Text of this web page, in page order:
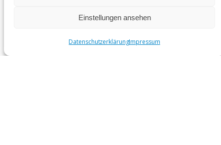
Einstellungen ansehen
DatenschutzerklärungImpressum
Sie wissen genau, wie Ihre Praxis
revisionssicher archiviert